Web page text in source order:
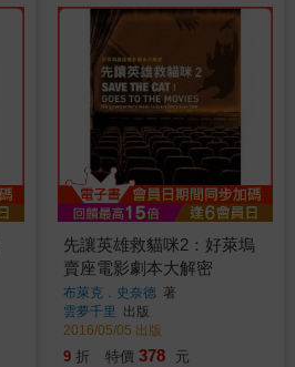
先讓英雄救貓咪2：好萊塢
賣座電影劇本大解密
布萊克．史奈德 著
雲夢千里
出版
2016/05/05 出版
9 折 特價 378 元